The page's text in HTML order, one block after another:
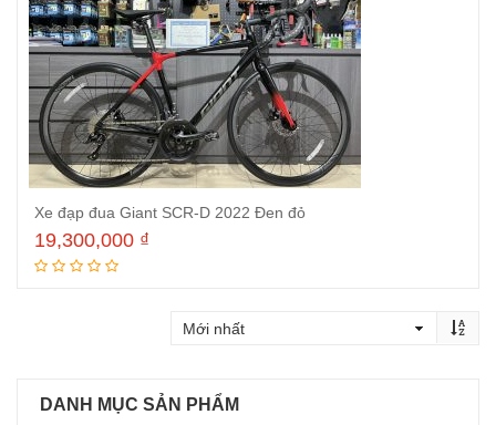
Xe đạp đua Giant SCR-D 2022 Đen đỏ
19,300,000 ₫
DANH MỤC SẢN PHẨM